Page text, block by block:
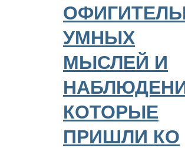
УМНЫХ
МЫСЛЕЙ И
КОТОРЫЕ
ПРИШЛИ КО